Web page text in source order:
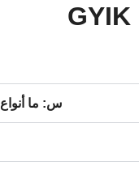
GYIK
س: ما